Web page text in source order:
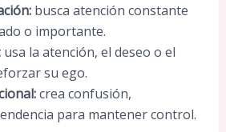
busca atención constante
o importante.
usa la atención, el deseo o el
su ego.
crea confusión,
para mantener control.